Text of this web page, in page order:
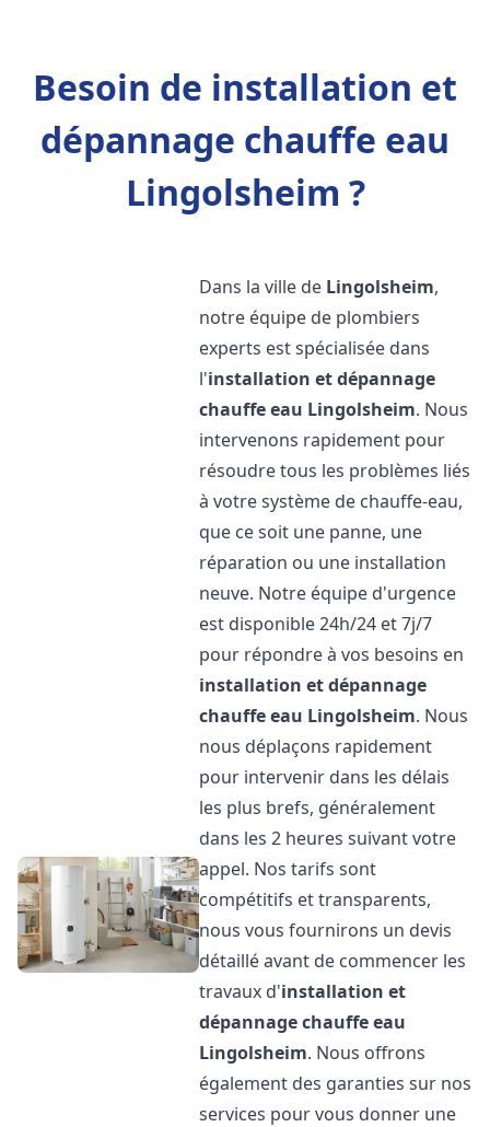
Besoin de installation et
dépannage chauffe eau
Lingolsheim ?
Dans la ville de Lingolsheim,
notre équipe de plombiers
experts est spécialisée dans
l'installation et dépannage
chauffe eau Lingolsheim. Nous
intervenons rapidement pour
résoudre tous les problèmes liés
à votre système de chauffe-eau,
que ce soit une panne, une
réparation ou une installation
neuve. Notre équipe d'urgence
est disponible 24h/24 et 7j/7
pour répondre à vos besoins en
installation et dépannage
chauffe eau Lingolsheim. Nous
nous déplaçons rapidement
pour intervenir dans les délais
les plus brefs, généralement
dans les 2 heures suivant votre
appel. Nos tarifs sont
compétitifs et transparents,
nous vous fournirons un devis
détaillé avant de commencer les
travaux d'installation et
dépannage chauffe eau
Lingolsheim. Nous offrons
également des garanties sur nos
services pour vous donner une